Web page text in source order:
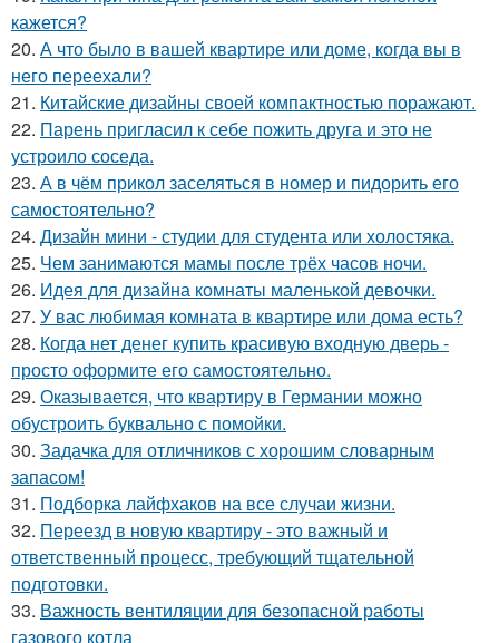
кажется?
20. А что было в вашей квартире или доме, когда вы в
него переехали?
21. Китайские дизайны своей компактностью поражают.
22. Парень пригласил к себе пожить друга и это не
устроило соседа.
23. А в чём прикол заселяться в номер и пидорить его
самостоятельно?
24. Дизайн мини - студии для студента или холостяка.
25. Чем занимаются мамы после трёх часов ночи.
26. Идея для дизайна комнаты маленькой девочки.
27. У вас любимая комната в квартире или дома есть?
28. Когда нет денег купить красивую входную дверь -
просто оформите его самостоятельно.
29. Оказывается, что квартиру в Германии можно
обустроить буквально с помойки.
30. Задачка для отличников с хорошим словарным
запасом!
31. Подборка лайфхаков на все случаи жизни.
32. Переезд в новую квартиру - это важный и
ответственный процесс, требующий тщательной
подготовки.
33. Важность вентиляции для безопасной работы
газового котла